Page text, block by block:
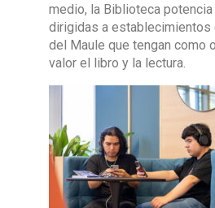
medio, la Biblioteca
dirigidas a establecimientos
del Maule que tengan como
valor el libro y la lectura.